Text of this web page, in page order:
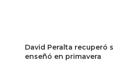
David Peralta recuperó
enseñó en primavera